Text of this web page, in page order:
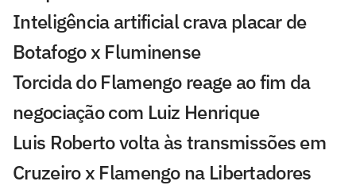
Inteligência artificial crava placar de
Botafogo x Fluminense
Torcida do Flamengo reage ao fim da
negociação com Luiz Henrique
Luis Roberto volta às transmissões em
Cruzeiro x Flamengo na Libertadores